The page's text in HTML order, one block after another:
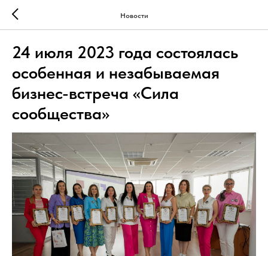
Новости
24 июля 2023 года состоялась
особенная и незабываемая
бизнес-встреча «Сила
сообщества»